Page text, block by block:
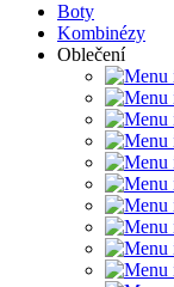
Boty
Kombinézy
Oblečení